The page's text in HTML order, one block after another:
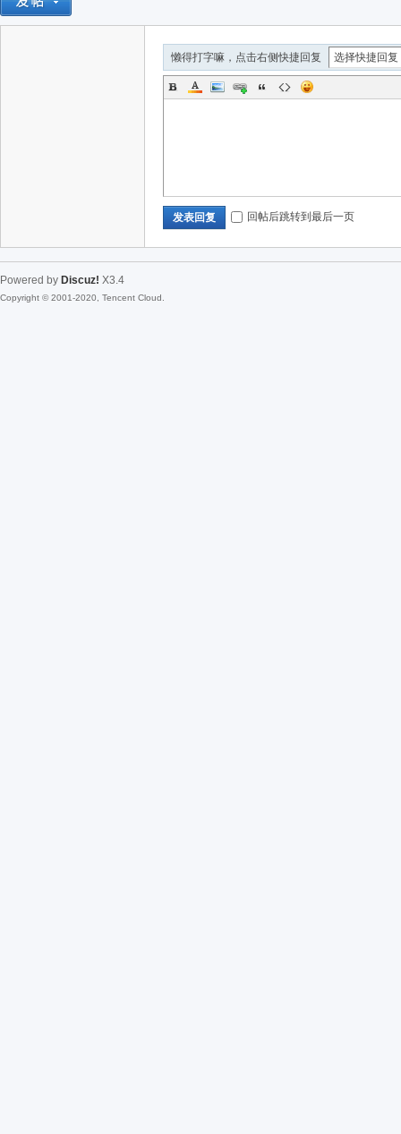
懒得打字嘛，点击右侧快捷回复
发表回复 回帖后跳转到最后一页
Powered by Discuz! X3.4
Copyright © 2001-2020, Tencent Cloud.